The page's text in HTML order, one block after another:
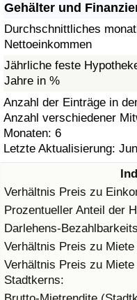
Gehälter und
Durchschnittliches
Nettoeinkommen
Jährliche feste
Jahre in %
Anzahl der Einträge in
Anzahl verschiedener
Monaten: 6
Letzte Aktualisierung:
Verhältnis Preis zu
Prozentueller Anteil der
Darlehens-
Verhältnis Preis zu
Verhältnis Preis zu
Stadtkerns:
Gesundheitsversorgung
Umweltverschmutzung
Verschmutzungsindex
Verkehr